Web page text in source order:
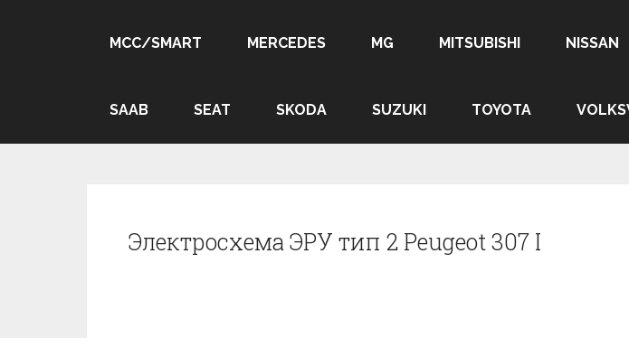
MCC/SMART MERCEDES MG MITSUBISHI NISSAN
SAAB SEAT SKODA SUZUKI TOYOTA
Электросхема ЭРУ тип 2 Peugeot 307 I